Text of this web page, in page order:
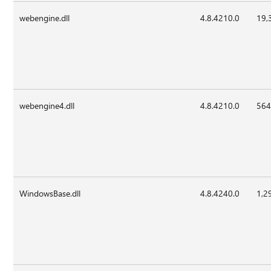
webengine.dll 4.8.4210.0
webengine4.dll 4.8.4210.0
WindowsBase.dll 4.8.4240.0